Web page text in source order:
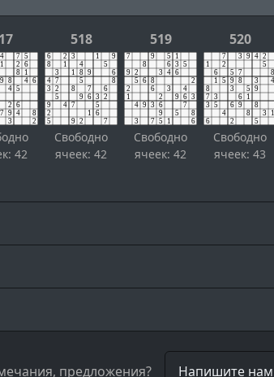
42
518
Свободно
ячеек: 42
519
Свободно
ячеек: 42
520
Свободно
ячеек: 43
предложения? Напишите